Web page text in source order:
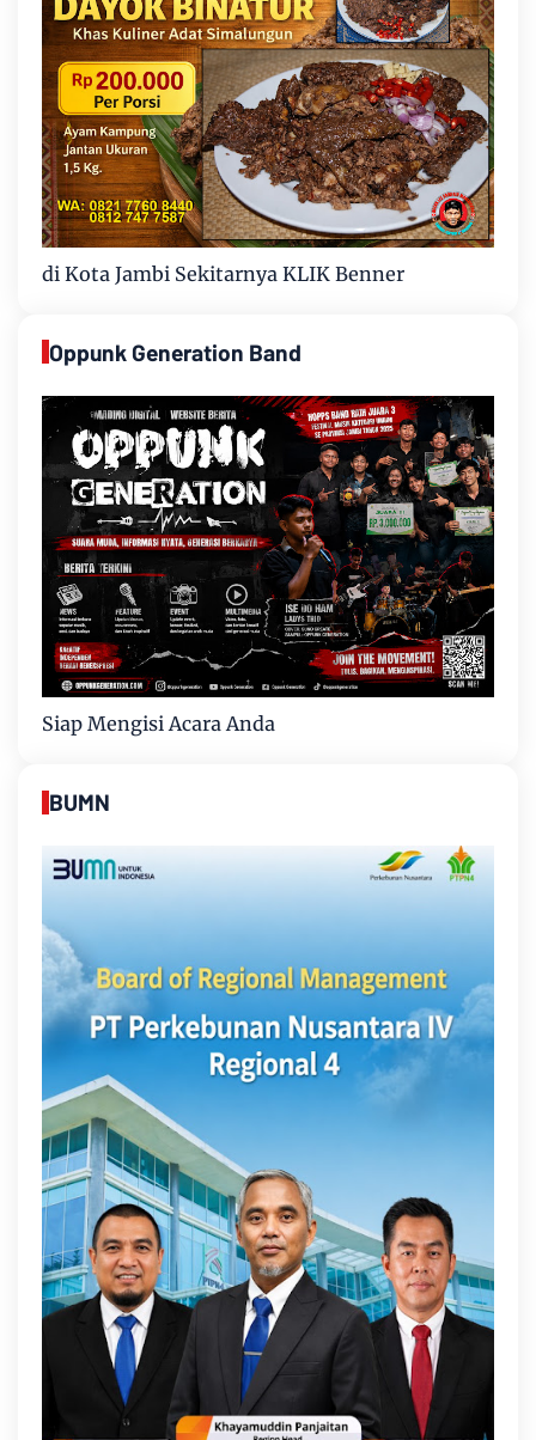
di Kota Jambi Sekitarnya KLIK Benner
Oppunk Generation Band
Siap Mengisi Acara Anda
BUMN